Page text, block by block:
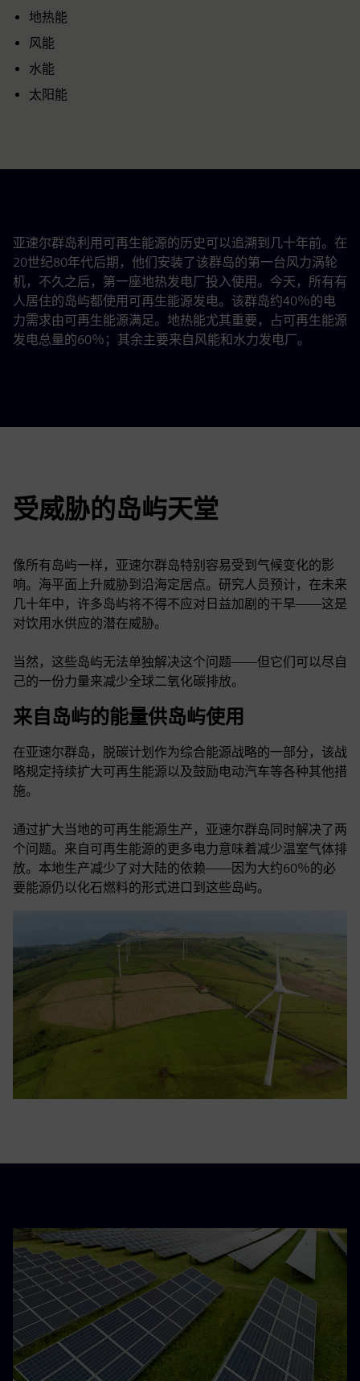
地热能
风能
水能
太阳能
亚速尔群岛利用可再生能源的历史可以追溯到几十年前。在
20世纪80年代后期，他们安装了该群岛的第一台风力涡轮
机，不久之后，第一座地热发电厂投入使用。今天，所有有
人居住的岛屿都使用可再生能源发电。该群岛约40％的电
力需求由可再生能源满足。地热能尤其重要，占可再生能源
发电总量的60％；其余主要来自风能和水力发电厂。
受威胁的岛屿天堂
像所有岛屿一样，亚速尔群岛特别容易受到气候变化的影
响。海平面上升威胁到沿海定居点。研究人员预计，在未来
几十年中，许多岛屿将不得不应对日益加剧的干旱——这是
对饮用水供应的潜在威胁。
当然，这些岛屿无法单独解决这个问题——但它们可以尽自
己的一份力量来减少全球二氧化碳排放。
来自岛屿的能量供岛屿使用
在亚速尔群岛，脱碳计划作为综合能源战略的一部分，该战
略规定持续扩大可再生能源以及鼓励电动汽车等各种其他措
施。
通过扩大当地的可再生能源生产，亚速尔群岛同时解决了两
个问题。来自可再生能源的更多电力意味着减少温室气体排
放。本地生产减少了对大陆的依赖——因为大约60％的必
要能源仍以化石燃料的形式进口到这些岛屿。